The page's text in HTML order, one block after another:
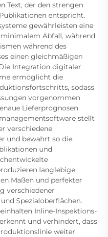
Text, der den strengen
entspricht.
gewährleisten eine
Abfall, während
während des
einen gleichmäßigen
Integration digitaler
ermöglicht die
sodass
vorgenommen
Lieferprognosen
stellt
verschiedene
und bewahrt so die
und
langlebige
Maßen und perfekter
verschiedener
Spezialoberflächen.
Inline-Inspektions-
und verhindert, dass
weiter